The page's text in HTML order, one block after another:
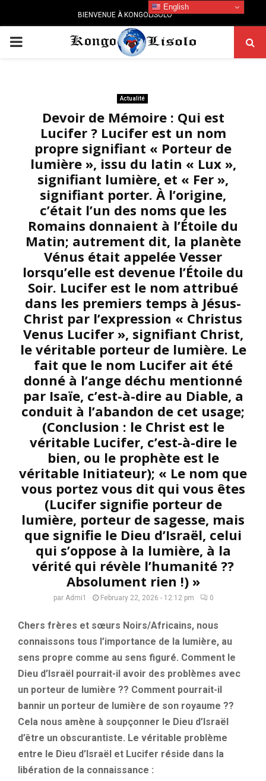
BIENVENUE À KONGOLISOLO
PRIMARY
Actualité
Devoir de Mémoire : Qui est
Lucifer ? Lucifer est un nom
propre signifiant « Porteur de
lumière », issu du latin « Lux »,
signifiant lumière, et « Fer »,
signifiant porter. À l’origine,
c’était l’un des noms que les
Romains donnaient à l’Étoile du
Matin; autrement dit, la planète
Vénus était appelée Vesser
lorsqu’elle est devenue l’Étoile du
Soir. Lucifer est le nom attribué
dans les premiers temps à Jésus-
Christ par l’expression « Christus
Venus Lucifer », signifiant Christ,
le véritable porteur de lumière. Le
fait que le nom Lucifer ait été
donné à l’ange déchu mentionné
par Isaïe, c’est-à-dire au Diable, a
conduit à l’abandon de cet usage;
(Conclusion : le Christ est le
véritable Lucifer, c’est-à-dire le
bien, ou le prophète est le
véritable Initiateur); « Le nom que
vous portez vous dit qui vous êtes
(Lucifer signifie porteur de
lumière, porteur de sagesse, mais
que signifie le Dieu d’Israël, celui
qui s’oppose à la lumière, à la
vérité qui révèle l’humanité ??
Absolument rien !) »
par Admi1 February 22, 2026 - 12:12 pm 0
Chers frères et sœurs Noirs/Africains, nous
connaissons tous l’importance de la lumière, au
sens propre comme au sens figuré. Comment le
Dieu d’Israël pourrait-il avoir des problèmes avec
un porteur de lumière ?? Comment pourrait-il
bannir un porteur de lumière de son royaume ??
Cela nous amène à soupçonner le Dieu d’Israël
d’être un obscurantiste. Le véritable problème
entre le Dieu d’Israël et Lucifer réside dans la
libération de la connaissance :
English